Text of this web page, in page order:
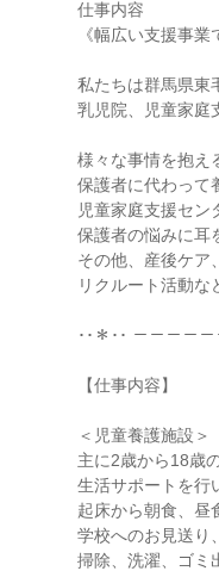
仕事内容
《幅広い支援事業
私たちは群馬県東
乳児院、児童家庭
様々な事情を抱え
保護者に代わって
児童家庭支援セン
保護者の悩みに耳
その他、産後ケア
リクルート活動な
･･＊･･ －－－－
【仕事内容】
＜児童養護施設＞
主に2歳から18歳
生活サポートを行
起床から朝食、昼
学校へのお見送り
掃除、洗濯、ゴミ